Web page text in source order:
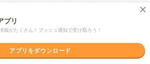
のお仕事になります
ンクOK / 英語力不要
プリ
報がたくさん！プッシュ通知で受け取ろう！
アプリをダウンロード